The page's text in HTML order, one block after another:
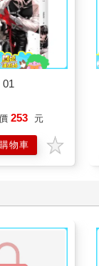
253 元
物車